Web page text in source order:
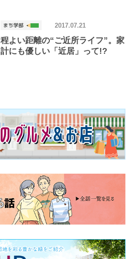
程よい距離の“ご近所ライフ”。家
計にも優しい「近居」って!?
2017.07.21